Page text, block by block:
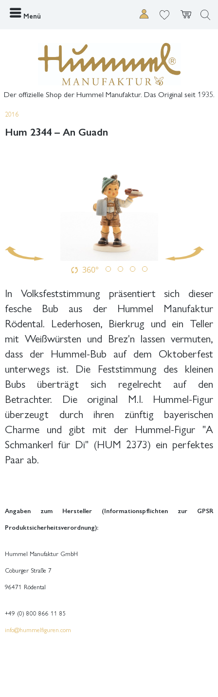
Menü
Der offizielle Shop der Hummel Manufaktur. Das Original seit 1935.
2016
Hum 2344 – An Guadn
360°
In Volksfeststimmung präsentiert sich dieser
fesche Bub aus der Hummel Manufaktur
Rödental. Lederhosen, Bierkrug und ein Teller
mit Weißwürsten und Brez'n lassen vermuten,
dass der Hummel-Bub auf dem Oktoberfest
unterwegs ist. Die Feststimmung des kleinen
Bubs überträgt sich regelrecht auf den
Betrachter. Die original M.I. Hummel-Figur
überzeugt durch ihren zünftig bayerischen
Charme und gibt mit der Hummel-Figur "A
Schmankerl für Di" (HUM 2373) ein perfektes
Paar ab.
Angaben zum Hersteller (Informationspflichten zur GPSR
Produktsicherheitsverordnung):
Hummel Manufaktur GmbH
Coburger Straße 7
96471 Rödental
+49 (0) 800 866 11 85
info@hummelfiguren.com